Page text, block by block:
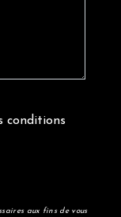
conditions
aux fins de vous